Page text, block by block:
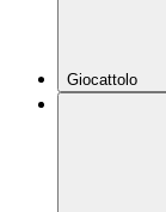
Giocattolo